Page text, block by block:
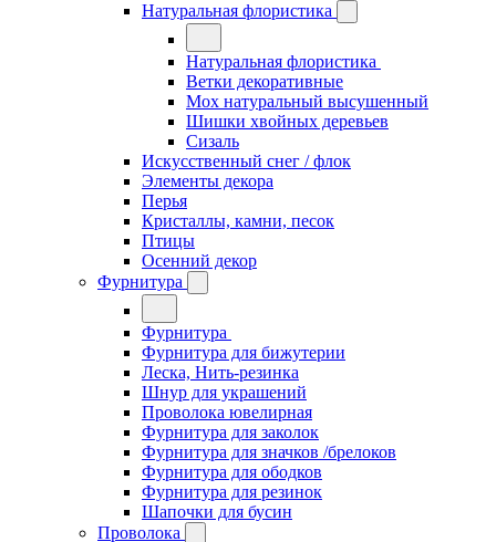
Натуральная флористика
Натуральная флористика
Ветки декоративные
Мох натуральный высушенный
Шишки хвойных деревьев
Сизаль
Искусственный снег / флок
Элементы декора
Перья
Кристаллы, камни, песок
Птицы
Осенний декор
Фурнитура
Фурнитура
Фурнитура для бижутерии
Леска, Нить-резинка
Шнур для украшений
Проволока ювелирная
Фурнитура для заколок
Фурнитура для значков /брелоков
Фурнитура для ободков
Фурнитура для резинок
Шапочки для бусин
Проволока